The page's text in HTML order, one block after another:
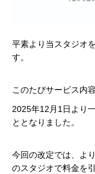
平素より当スタジオ
す。
このたびサービス内
2025年12月1日より
ととなりました。
今回の改定では、よ
のスタジオで料金を